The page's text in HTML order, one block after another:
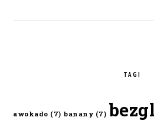
TAGI
awokado (7) banany (7)